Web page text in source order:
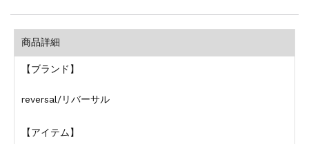
商品詳細
【ブランド】
reversal/リバーサル
【アイテム】